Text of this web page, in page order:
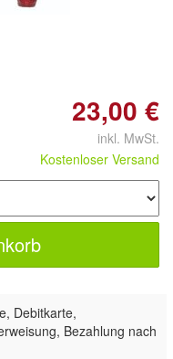
23,00 €
inkl. MwSt.
Kostenloser Versand
Debitkarte,
Bezahlung nach